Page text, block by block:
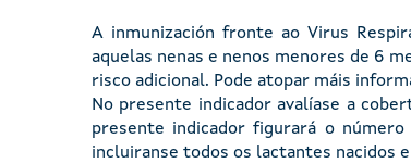
A inmunización fronte ao Virus
aquelas nenas e nenos menores de 6
risco adicional. Pode atopar máis
No presente indicador avalíase a
presente indicador figurará o
incluiranse todos os lactantes nacidos